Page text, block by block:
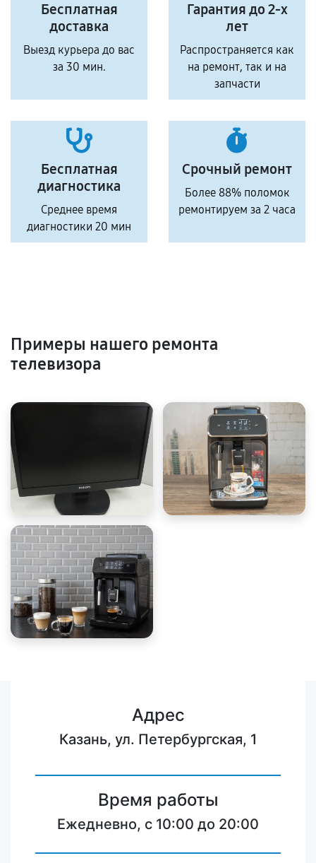
Бесплатная
доставка
Выезд курьера до вас
за 30 мин.
Гарантия до 2-х
лет
Распространяется как
на ремонт, так и на
запчасти
Бесплатная
диагностика
Среднее время
диагностики 20 мин
Срочный ремонт
Более 88% поломок
ремонтируем за 2 часа
Примеры нашего ремонта
телевизора
Адрес
Казань, ул. Петербургская, 1
Время работы
Ежедневно, с 10:00 до 20:00